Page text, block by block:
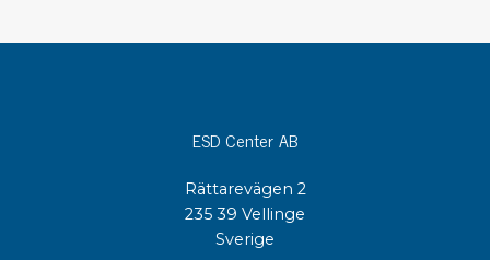
ESD Center AB
Rättarevägen 2
235 39 Vellinge
Sverige